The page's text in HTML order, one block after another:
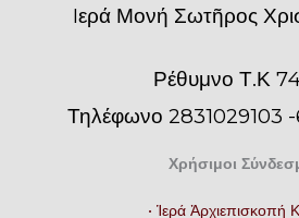
Iερά Μονή Σωτῆρος
Ρέθυμνο Τ.Κ
Τηλέφωνο 2831029103
Χρήσιμοι
• Ἱερά Ἀρχιεπισκοπή